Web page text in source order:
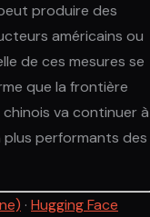
produire des
américains ou
de ces mesures se
que la frontière
va continuer à
plus performants des
· Hugging Face